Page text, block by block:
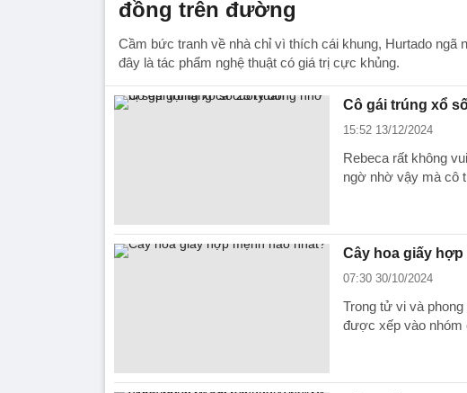
đồng trên đường
Cầm bức tranh về nhà chỉ vì thích cái khung, Hurtado ngã
đây là tác phẩm nghệ thuật có giá trị cực khủng.
Cô gái trúng xổ
15:52 13/12/2024
Rebeca rất không
ngờ nhờ vậy mà cô
Cây hoa giấy
07:30 30/10/2024
Trong tử vi và
được xếp vào nhóm